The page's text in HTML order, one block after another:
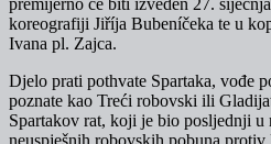
koreografiji Jiříja Bubeníčeka te u
Ivana pl. Zajca.
Djelo prati pothvate Spartaka, vođe
poznate kao Treći robovski ili
Spartakov rat, koji je bio posljednji u
neuspješnih robovskih pobuna